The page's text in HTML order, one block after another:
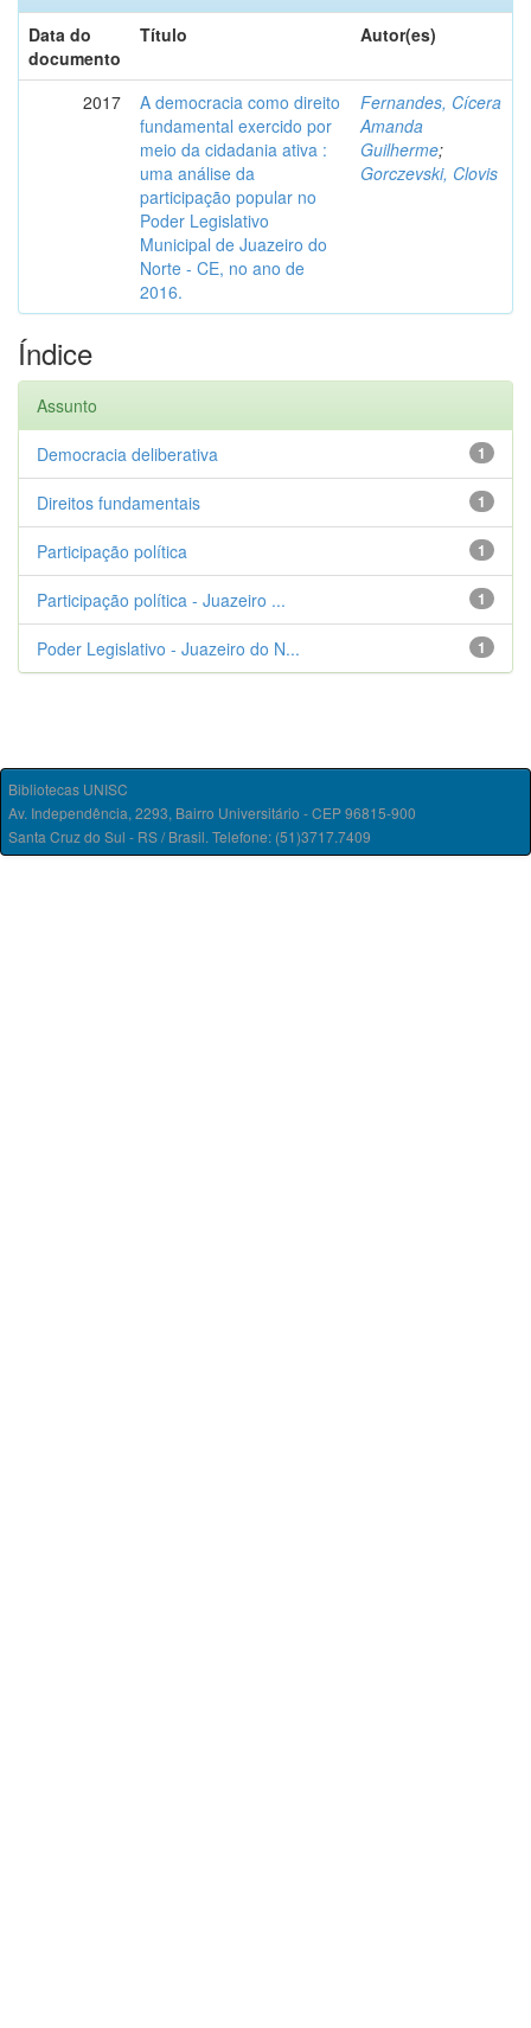
Data do
documento
Título Autor(es)
2017
A democracia como direito
fundamental exercido por
meio da cidadania ativa :
uma análise da
participação popular no
Poder Legislativo
Municipal de Juazeiro do
Norte - CE, no ano de
2016.
Fernandes, Cícera
Amanda
Guilherme;
Gorczevski, Clovis
Índice
Assunto
1
Democracia deliberativa
1
Direitos fundamentais
1
Participação política
1
Participação política - Juazeiro ...
1
Poder Legislativo - Juazeiro do N...
Bibliotecas UNISC
Av. Independência, 2293, Bairro Universitário - CEP 96815-900
Santa Cruz do Sul - RS / Brasil. Telefone: (51)3717.7409